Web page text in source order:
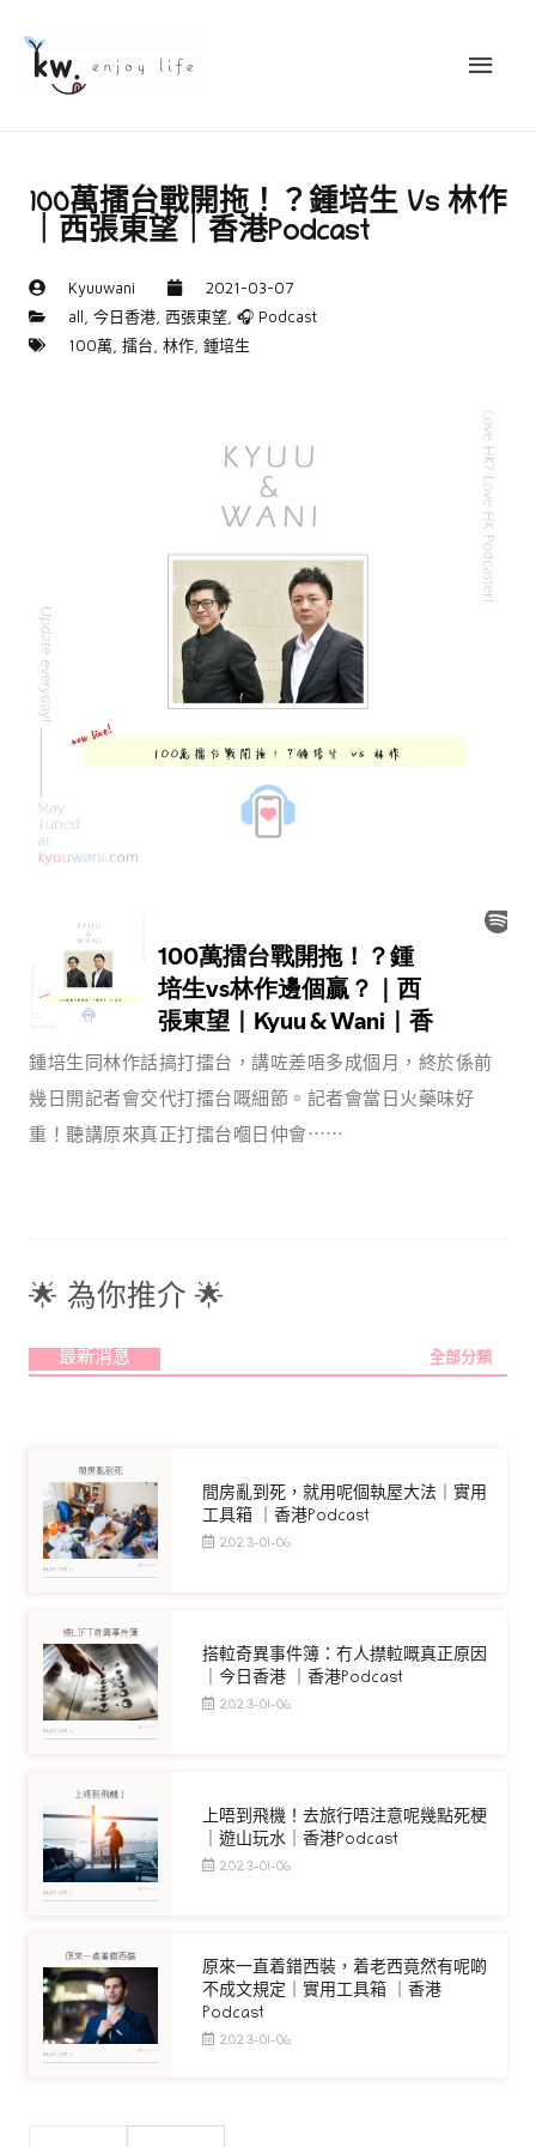
100萬擂台戰開拖！？鍾培生 Vs 林作
｜西張東望｜香港Podcast
Kyuuwani
2021-03-07
all 今日香港 西張東望 🎧 Podcast
100萬 擂台 林作 鍾培生
鍾培生同林作話搞打擂台，講咗差唔多成個月，終於係前
幾日開記者會交代打擂台嘅細節。記者會當日火藥味好
重！聽講原來真正打擂台嗰日仲會⋯⋯
🌟 為你推介 🌟
最新消息 全部分類
間房亂到死，就用呢個執屋大法｜實用
工具箱 ｜香港Podcast
2023-01-06
搭𨋢奇異事件簿：冇人㩒𨋢嘅真正原因
｜今日香港 ｜香港Podcast
2023-01-06
上唔到飛機！去旅行唔注意呢幾點死梗
｜遊山玩水｜香港Podcast
2023-01-06
原來一直着錯西裝，着老西竟然有呢啲
不成文規定｜實用工具箱 ｜香港
Podcast
2023-01-06